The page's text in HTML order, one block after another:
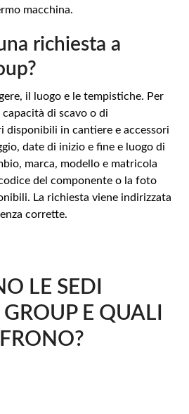
macchina.
richiesta a
il luogo e le tempistiche. Per
di scavo o di
disponibili in cantiere e accessori
date di inizio e fine e luogo di
marca, modello e matricola
del componente o la foto
La richiesta viene indirizzata
corrette.
LE SEDI
E QUALI